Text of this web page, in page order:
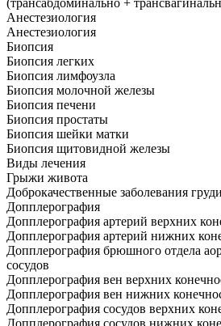
(трансабдоминально +
Анестезиология
Анестезиология
Биопсия
Биопсия легких
Биопсия лимфоузла
Биопсия молочной железы
Биопсия печени
Биопсия простаты
Биопсия шейки матки
Биопсия щитовидной железы
Виды лечения
Грыжи живота
Доброкачественные заболевания груди
Допплерография
Допплерография артерий верхних
Допплерография артерий нижних
Допплерография брюшного отдела
сосудов
Допплерография вен верхних
Допплерография вен нижних
Допплерография сосудов верхних